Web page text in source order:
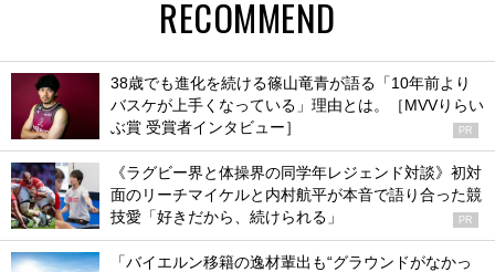
RECOMMEND
38歳でも進化を続ける篠山竜青が語る「10年前より
バスケが上手くなっている」理由とは。［MVVりらい
ぶ賞 受賞者インタビュー］
PR
《ラグビー界と体操界の同学年レジェンド対談》初対
面のリーチマイケルと内村航平が本音で語り合った競
技愛「好きだから、続けられる」
PR
「バイエルン移籍の逸材輩出も“グラウンドがなかっ